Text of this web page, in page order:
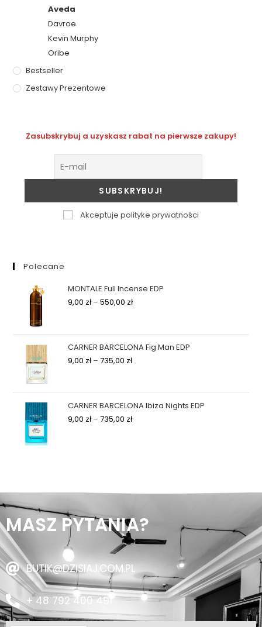
Aveda
Davroe
Kevin Murphy
Oribe
Bestseller
Zestawy Prezentowe
Zasubskrybuj a uzyskasz rabat na pierwsze zakupy!
Akceptuje polityke prywatności
Polecane
MONTALE Full Incense EDP
9,00 zł– 550,00 zł
CARNER BARCELONA Fig Man EDP
9,00 zł– 735,00 zł
CARNER BARCELONA Ibiza Nights EDP
9,00 zł– 735,00 zł
MASZ PYTANIA?
BUTIK@DZISIAJ.COM.PL
+ 48 792 400 491